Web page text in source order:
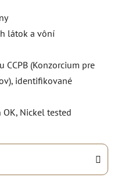
látok a vôní
(Konzorcium pre
identifikované
OK, Nickel tested